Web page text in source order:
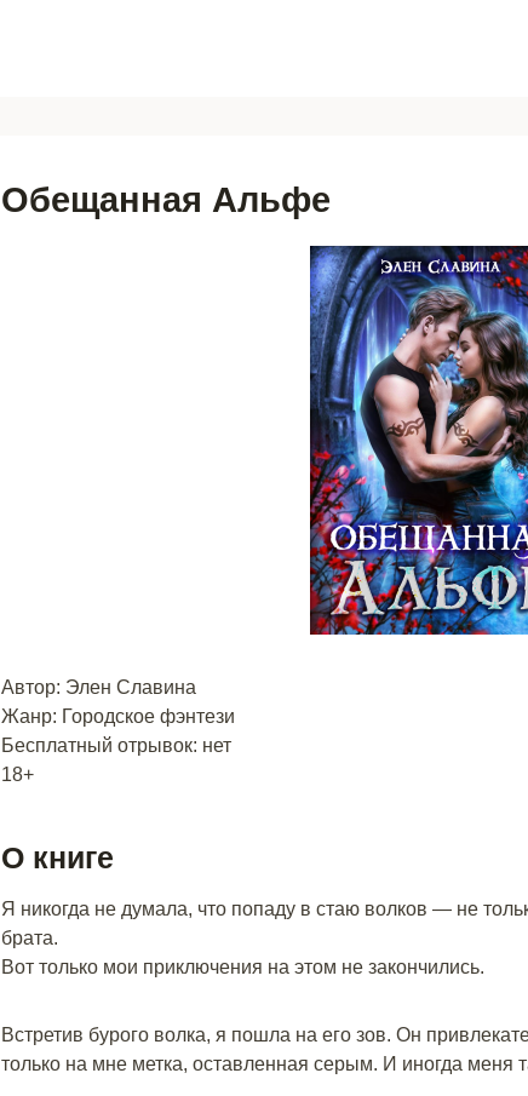
Обещанная Альфе
Автор: Элен Славина
Жанр: Городское фэнтези
Бесплатный отрывок: нет
18+
О книге
Я никогда не думала, что попаду в стаю волков — не
брата.
Вот только мои приключения на этом не закончились.
Встретив бурого волка, я пошла на его зов. Он
только на мне метка, оставленная серым. И иногда меня